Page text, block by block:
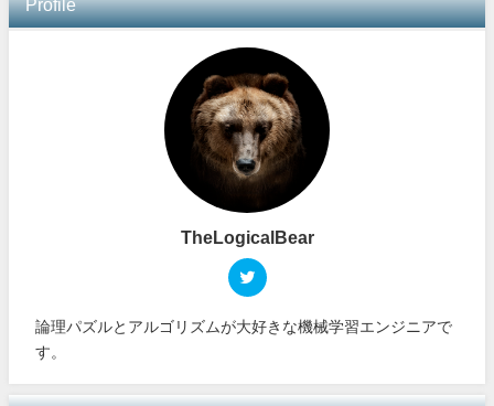
Profile
TheLogicalBear
論理パズルとアルゴリズムが大好きな機械学習エンジニアで
す。